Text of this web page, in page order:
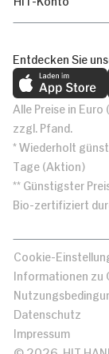
Entdecken Sie
Alle Preise in
zzgl. Pfand.
* Wiederholt
Tage (Aktion)
** Günstigster
Bio-zertifiziert
Cookie-
Informationen zu
Datenschutz
Impressum
© 2026, HIT